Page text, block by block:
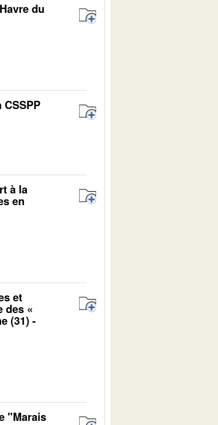
du
à la
en
et
des «
(31) -
"Marais